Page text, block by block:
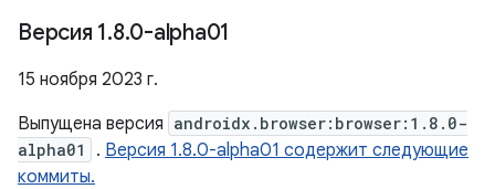
Версия 1.8.0-alpha01
15 ноября 2023 г.
Выпущена версия androidx.browser:browser:1.8.0-
alpha01
. Версия 1.8.0-alpha01 содержит следующие
коммиты.